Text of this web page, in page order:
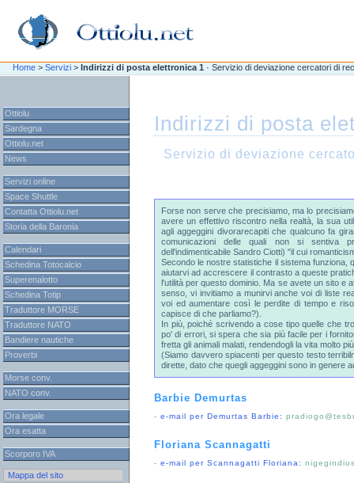
Home > Servizi > Indirizzi di posta elettronica 1 · Servizio di deviazione cercatori di
Indirizzi di posta
Servizio di deviazione
Forse non serve che precisiamo, ma lo
avere un effettivo riscontro nella realtà, la sua
agli aggeggini divorarecapiti che qualcuno fa
comunicazioni delle quali non si sentiva
dell'indimenticabile Sandro Ciotti) "il cui
Secondo le nostre statistiche il sistema funziona,
aiutarvi ad accrescere il contrasto a queste
l'utilità per questo dominio. Ma se avete un sito e
senso, vi invitiamo a munirvi anche voi di liste
voi ed aumentare così le perdite di tempo e
capisce di che parliamo?).
In più, poiché scrivendo a cose tipo quelle che
po' di errori, si spera che sia più facile per i
fretta gli animali malati, rendendogli la vita molto
(Siamo davvero spiacenti per questo testo
dirette, dato che quegli aggeggini sono in genere
Barbie Demurtas
- e-mail per Demurtas Barbie:
Floriana Scannagatti
- e-mail per Scannagatti Floriana:
Ottiolu
Sardegna
Ottiolu.net
News
Servizi online
Space Shuttle
Contatta Ottiolu.net
Storia della Baronia
Calendari
Schedina Totocalcio
Superenalotto
Schedina Totip
Traduttore MORSE
Traduttore NATO
Bandiere nautiche
Proverbi
Morse conv.
NATO conv.
Ora legale
Ora esatta
Scorporo IVA
Mappa del sito
\n\n